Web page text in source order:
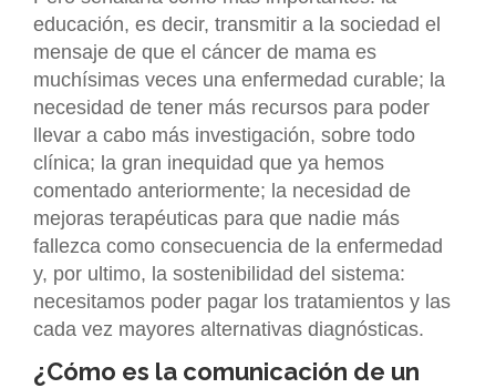
educación, es decir, transmitir a la sociedad el
mensaje de que el cáncer de mama es
muchísimas veces una enfermedad curable; la
necesidad de tener más recursos para poder
llevar a cabo más investigación, sobre todo
clínica; la gran inequidad que ya hemos
comentado anteriormente; la necesidad de
mejoras terapéuticas para que nadie más
fallezca como consecuencia de la enfermedad
y, por ultimo, la sostenibilidad del sistema:
necesitamos poder pagar los tratamientos y las
cada vez mayores alternativas diagnósticas.
¿Cómo es la comunicación de un